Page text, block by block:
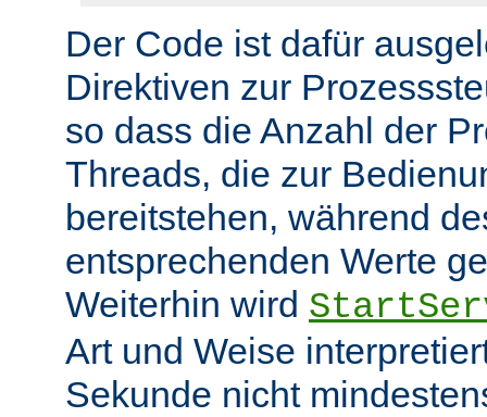
Der Code ist dafür
Direktiven zur
so dass die Anzahl der
Threads, die zur
bereitstehen, während
entsprechenden Werte
Weiterhin wird
Art und Weise
Sekunde nicht